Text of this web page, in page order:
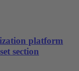
platform
section